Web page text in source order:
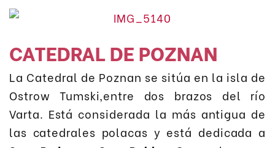
CATEDRAL DE POZNAN
La Catedral de Poznan se sitúa en la isla de
Ostrow Tumski,entre dos brazos del río
Varta. Está considerada la más antigua de
las catedrales polacas y está dedicada a